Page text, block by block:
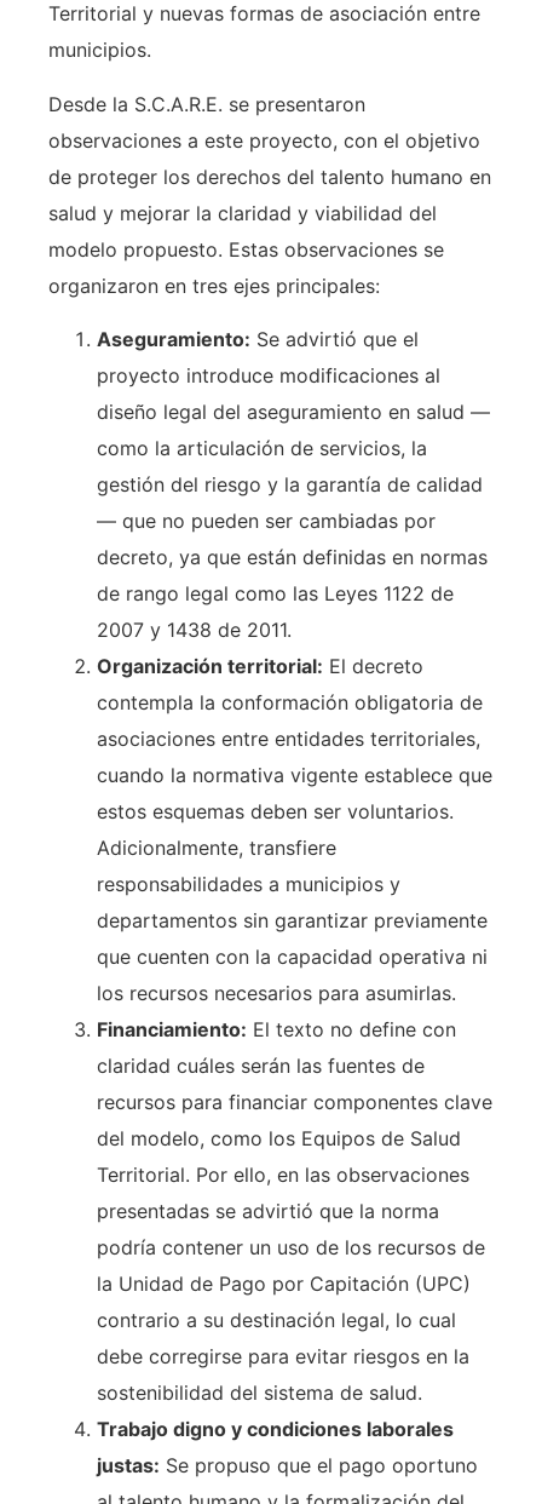
Territorial y nuevas formas de asociación entre
municipios.
Desde la S.C.A.R.E. se presentaron
observaciones a este proyecto, con el objetivo
de proteger los derechos del talento humano en
salud y mejorar la claridad y viabilidad del
modelo propuesto. Estas observaciones se
organizaron en tres ejes principales:
Aseguramiento: Se advirtió que el
proyecto introduce modificaciones al
diseño legal del aseguramiento en salud —
como la articulación de servicios, la
gestión del riesgo y la garantía de calidad
— que no pueden ser cambiadas por
decreto, ya que están definidas en normas
de rango legal como las Leyes 1122 de
2007 y 1438 de 2011.
Organización territorial: El decreto
contempla la conformación obligatoria de
asociaciones entre entidades territoriales,
cuando la normativa vigente establece que
estos esquemas deben ser voluntarios.
Adicionalmente, transfiere
responsabilidades a municipios y
departamentos sin garantizar previamente
que cuenten con la capacidad operativa ni
los recursos necesarios para asumirlas.
Financiamiento: El texto no define con
claridad cuáles serán las fuentes de
recursos para financiar componentes clave
del modelo, como los Equipos de Salud
Territorial. Por ello, en las observaciones
presentadas se advirtió que la norma
podría contener un uso de los recursos de
la Unidad de Pago por Capitación (UPC)
contrario a su destinación legal, lo cual
debe corregirse para evitar riesgos en la
sostenibilidad del sistema de salud.
Trabajo digno y condiciones laborales
justas: Se propuso que el pago oportuno